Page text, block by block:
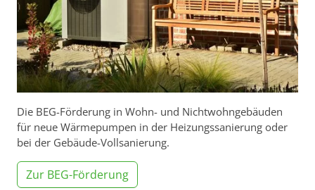
Die BEG-Förderung in Wohn- und Nichtwohngebäuden
für neue Wärmepumpen in der Heizungssanierung oder
bei der Gebäude-Vollsanierung.
Zur BEG-Förderung